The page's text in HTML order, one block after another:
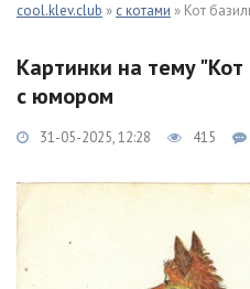
cool.klev.club » с котами » Кот
Картинки на тему
с юмором
31-05-2025, 12:28 415